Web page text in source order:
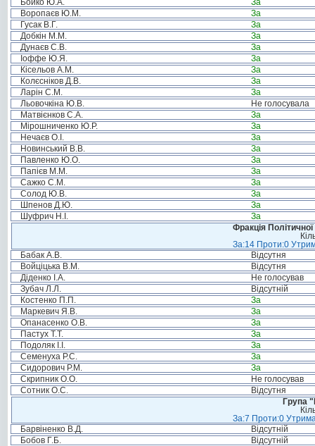
Бойко Ю.А.
За
Воропаєв Ю.М.
За
Гусак В.Г.
За
Добкін М.М.
За
Дунаєв С.В.
За
Іоффе Ю.Я.
За
Кісельов А.М.
За
Колєсніков Д.В.
За
Ларін С.М.
За
Льовочкіна Ю.В.
Не голосувала
Матвієнков С.А.
За
Мірошниченко Ю.Р.
За
Нечаєв О.І.
За
Новинський В.В.
За
Павленко Ю.О.
За
Папієв М.М.
За
Сажко С.М.
За
Солод Ю.В.
За
Шпенов Д.Ю.
За
Шуфрич Н.І.
За
Фракція
За:14 Проти:0
Бабак А.В.
Відсутня
Войціцька В.М.
Відсутня
Діденко І.А.
Не голосував
Зубач Л.Л.
Відсутній
Костенко П.П.
За
Маркевич Я.В.
За
Опанасенко О.В.
За
Пастух Т.Т.
За
Подоляк І.І.
За
Семенуха Р.С.
За
Сидорович Р.М.
За
Скрипник О.О.
Не голосував
Сотник О.С.
Відсутня
Група
За:7 Проти:0
Барвіненко В.Д.
Відсутній
Бобов Г.Б.
Відсутній